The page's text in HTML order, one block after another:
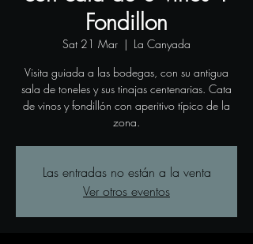
Fondillon
Sat 21 Mar
  |
La Canyada
Visita guiada a las bodegas, con su antigua
sala de toneles y sus tinajas centenarias. Cata
de vinos y fondillón con aperitivo típico de la
zona.
Las entradas no están a la venta
Ver otros eventos